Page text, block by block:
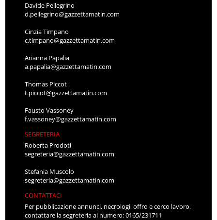
Davide Pellegrino
d.pellegrino@gazzettamatin.com
Cinzia Timpano
c.timpano@gazzettamatin.com
Arianna Papalia
a.papalia@gazzettamatin.com
Thomas Piccot
t.piccot@gazzettamatin.com
Fausto Vassoney
f.vassoney@gazzettamatin.com
SEGRETERIA
Roberta Prodoti
segreteria@gazzettamatin.com
Stefania Muscolo
segreteria@gazzettamatin.com
CONTATTACI
Per pubblicazione annunci, necrologi, offro e cerco lavoro,
contattare la segreteria al numero: 0165/231711